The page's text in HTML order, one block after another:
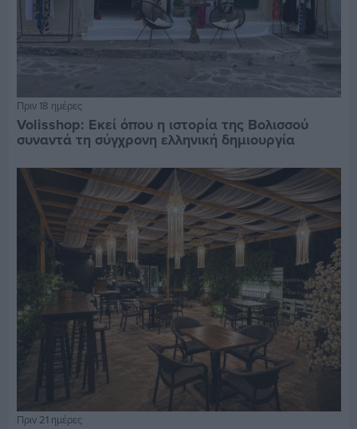
Πριν 18 ημέρες
Volisshop: Εκεί όπου η ιστορία της Βολισσού
συναντά τη σύγχρονη ελληνική δημιουργία
Πριν 21 ημέρες